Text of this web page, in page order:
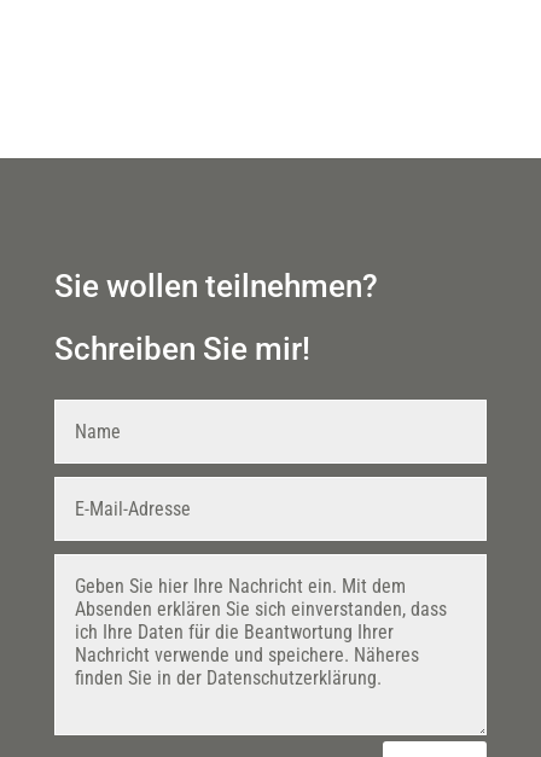
Sie wollen teilnehmen?
Schreiben Sie mir!